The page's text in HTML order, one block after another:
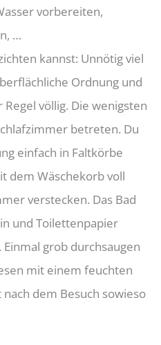
vorbereiten,
…
kannst: Unnötig viel
Ordnung und
völlig. Die wenigsten
betreten. Du
einfach in Faltkörbe
dem Wäschekorb voll
verstecken. Das Bad
und Toilettenpapier
grob durchsaugen
mit einem feuchten
dem Besuch sowieso